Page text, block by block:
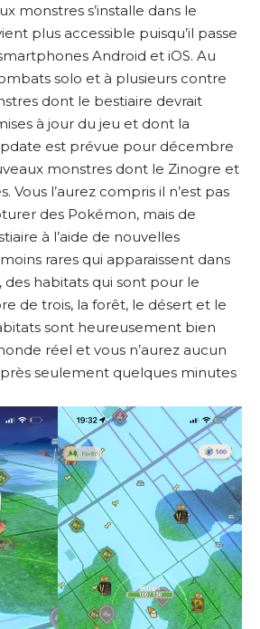
monstres s’installe dans le
plus accessible puisqu’il passe
Android et iOS. Au
solo et à plusieurs contre
dont le bestiaire devrait
à jour du jeu et dont la
est prévue pour décembre
monstres dont le Zinogre et
Vous l’aurez compris il n’est pas
des Pokémon, mais de
à l’aide de nouvelles
rares qui apparaissent dans
des habitats qui sont pour le
de trois, la forêt, le désert et le
sont heureusement bien
réel et vous n’aurez aucun
seulement quelques minutes